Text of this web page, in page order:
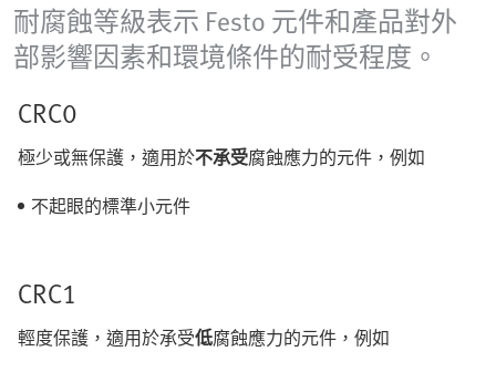
耐腐蝕等級表示 Festo 元件和產品對外
部影響因素和環境條件的耐受程度。
CRC0
極少或無保護，適用於不承受腐蝕應力的元件，例如
不起眼的標準小元件
CRC1
輕度保護，適用於承受低腐蝕應力的元件，例如